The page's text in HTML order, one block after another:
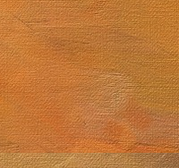
mayo de 2026